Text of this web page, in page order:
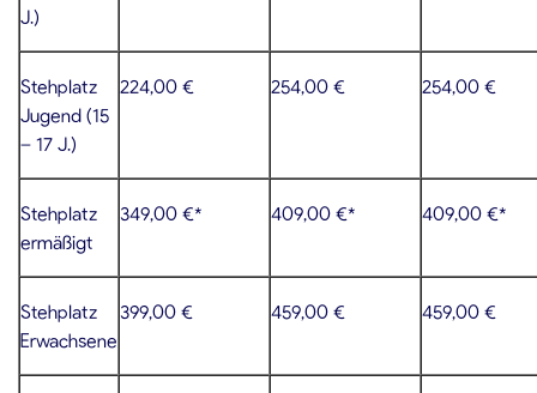
J.)
Stehplatz
Jugend (15
– 17 J.)
224,00 € 254,00 € 254,00 €
Stehplatz
ermäßigt
349,00 €* 409,00 €* 409,00 €*
Stehplatz
Erwachsene
399,00 € 459,00 € 459,00 €